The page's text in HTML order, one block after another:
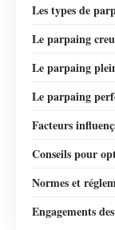
Les types de
Le parpaing
Le parpaing
Le parpaing
Facteurs
Conseils pour
Normes et
Engagements